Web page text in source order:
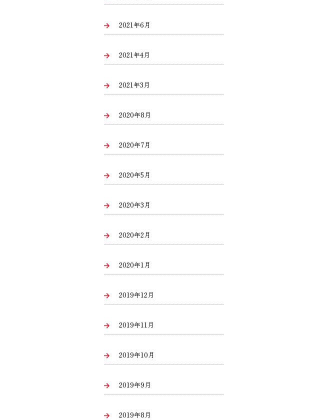
2021年6月
2021年4月
2021年3月
2020年8月
2020年7月
2020年5月
2020年3月
2020年2月
2020年1月
2019年12月
2019年11月
2019年10月
2019年9月
2019年8月